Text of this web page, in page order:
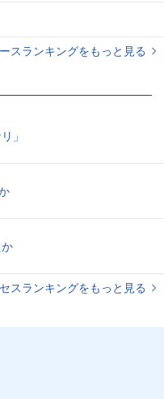
スランキングをもっと見る
」
スランキングをもっと見る